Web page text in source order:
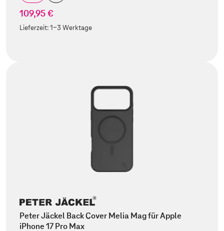
109,95 €
Lieferzeit:1-3 Werktage
Peter Jäckel Back Cover Melia Mag für Apple
iPhone 17 Pro Max